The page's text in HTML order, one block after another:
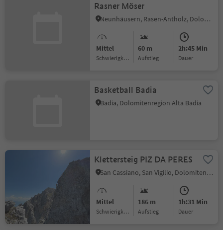
Rasner Möser
Neunhäusern, Rasen-Antholz, Dolomitenregion Kronplatz
Mittel
Schwierigkeitsgrad
60 m
Aufstieg
2h:45 Min
Dauer
Basketball Badia
Badia, Dolomitenregion Alta Badia
Klettersteig PIZ DA PERES
San Cassiano, San Vigilio, Dolomitenregion Kronplatz
Mittel
Schwierigkeitsgrad
186 m
Aufstieg
1h:31 Min
Dauer